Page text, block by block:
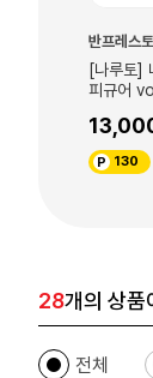
어
반프레스
[나루토]
피규어
130
28개의 상품
전체